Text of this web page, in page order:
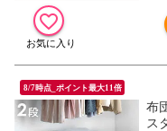
8/7時点_ポイント最大11倍
布
ス